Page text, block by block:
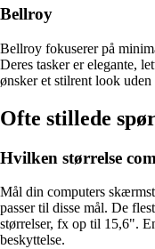
Bellroy
Bellroy fokuserer på
Deres tasker er elegante,
ønsker et stilrent look uden
Ofte stillede
Hvilken størrelse
Mål din computers
passer til disse mål. De
størrelser, fx op til 15,6".
beskyttelse.